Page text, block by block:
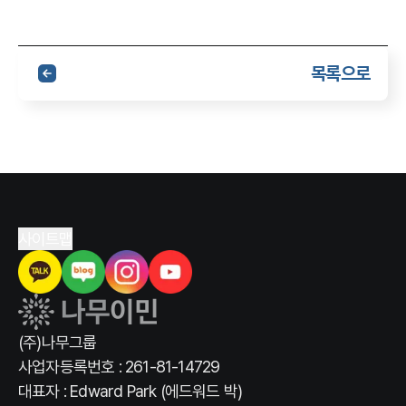
목록으로
(주)나무그룹
사업자등록번호 : 261-81-14729
대표자 : Edward Park (에드워드 박)